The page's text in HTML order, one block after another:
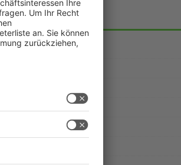
KATEGORIEN
Allgemein
Panorama